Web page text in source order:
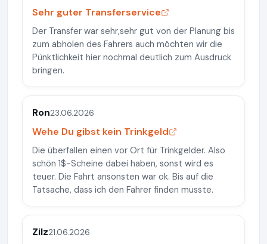
Sehr guter Transferservice
Der Transfer war sehr,sehr gut von der Planung bis
zum abholen des Fahrers auch möchten wir die
Pünktlichkeit hier nochmal deutlich zum Ausdruck
bringen.
Ron23.06.2026
Wehe Du gibst kein Trinkgeld
Die überfallen einen vor Ort für Trinkgelder. Also
schön 1$-Scheine dabei haben, sonst wird es
teuer. Die Fahrt ansonsten war ok. Bis auf die
Tatsache, dass ich den Fahrer finden musste.
Zilz21.06.2026